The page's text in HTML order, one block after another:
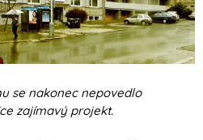
se nakonec nepovedlo
zajímavý projekt.